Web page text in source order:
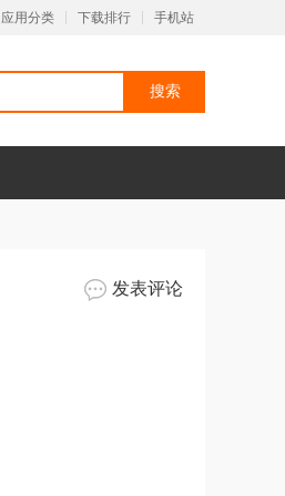
应用分类 下载排行 手机站
发表评论